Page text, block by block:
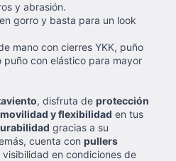
y abrasión.
gorro y basta para un look
mano con cierres YKK, puño
con elástico para mayor
, disfruta de protección
movilidad y flexibilidad en tus
gracias a su
cuenta con pullers
visibilidad en condiciones de